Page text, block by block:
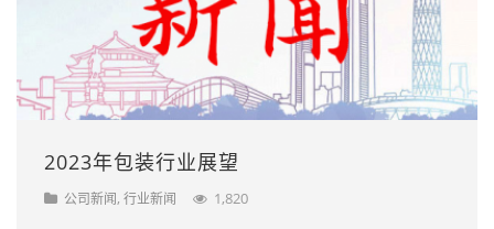
2023年包装行业展望
公司新闻, 行业新闻 1,820